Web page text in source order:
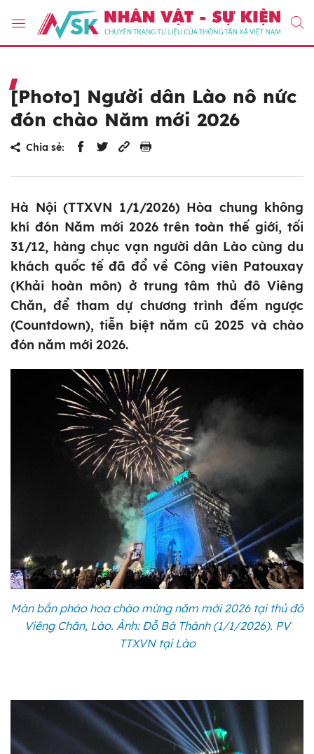
[Photo] Người dân Lào nô nức
đón chào Năm mới 2026
Chia sẻ:
Hà Nội (TTXVN 1/1/2026) Hòa chung không
khí đón Năm mới 2026 trên toàn thế giới, tối
31/12, hàng chục vạn người dân Lào cùng du
khách quốc tế đã đổ về Công viên Patouxay
(Khải hoàn môn) ở trung tâm thủ đô Viêng
Chăn, để tham dự chương trình đếm ngược
(Countdown), tiễn biệt năm cũ 2025 và chào
đón năm mới 2026.
Màn bắn pháo hoa chào mừng năm mới 2026 tại thủ đô
Viêng Chăn, Lào. Ảnh: Đỗ Bá Thành (1/1/2026). PV
TTXVN tại Lào